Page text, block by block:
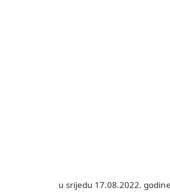
u srijedu 17.08.2022.